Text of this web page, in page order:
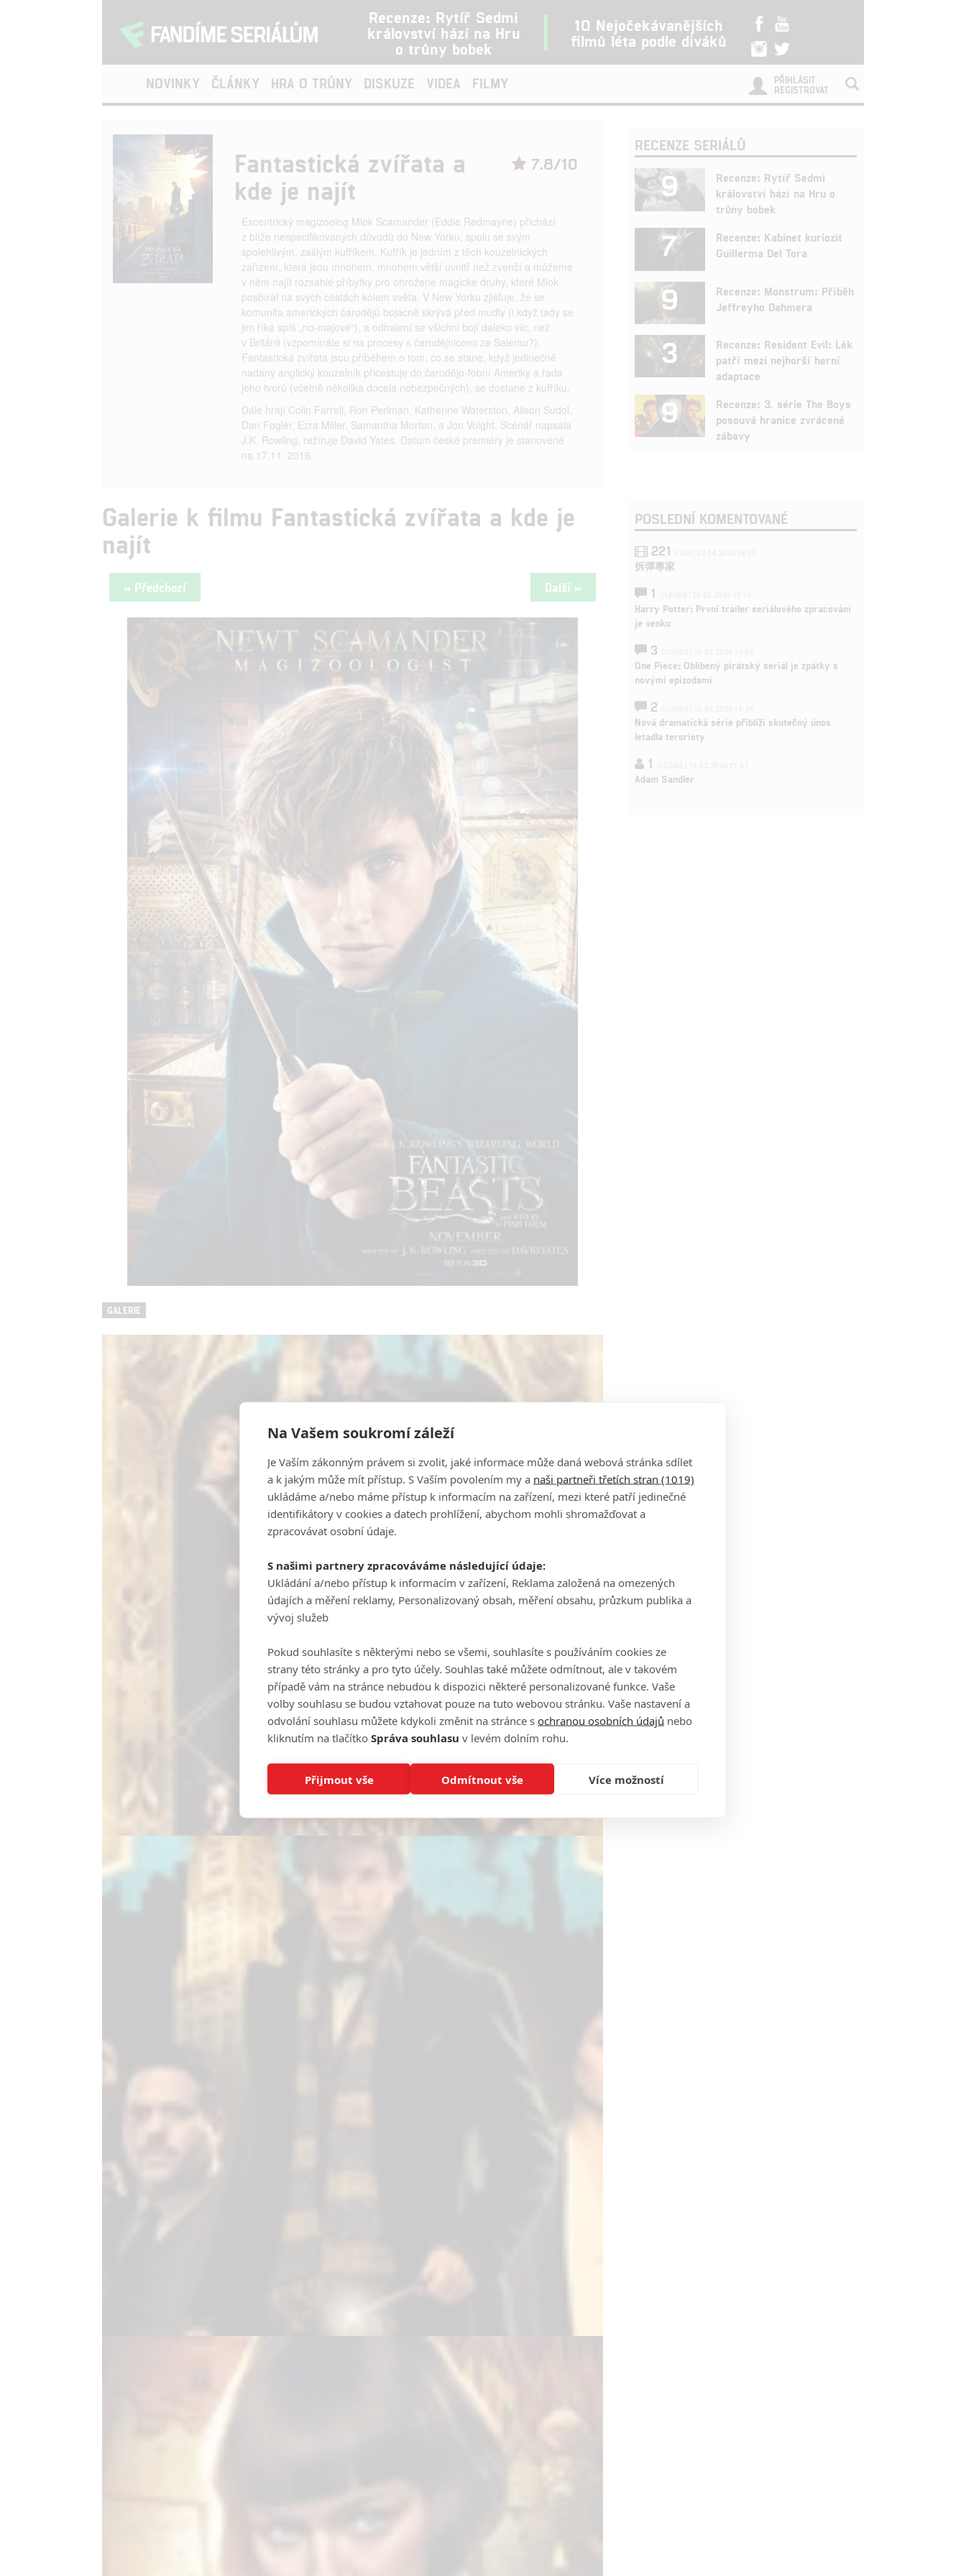
Recenze: Rytíř Sedmi
království hází na Hru
o trůny bobek
10 Nejočekávanějších
filmů léta podle diváků
NOVINKY ČLÁNKY HRA O TRŮNY DISKUZE VIDEA FILMY
PŘIHLÁSIT
REGISTROVAT
7.8/10
Fantastická zvířata a
kde je najít
Excentrický magizoolog Mlok Scamander (Eddie Redmayne) přichází
z blíže nespecifikovaných důvodů do New Yorku, spolu se svým
spolehlivým, zašlým kufříkem. Kufřík je jedním z těch kouzelnických
zařízení, která jsou mnohem, mnohem větší uvnitř než zvenčí a můžeme
v něm najít rozsáhlé příbytky pro ohrožené magické druhy, které Mlok
posbíral na svých cestách kolem světa. V New Yorku zjišťuje, že se
komunita amerických čarodějů bojácně skrývá před mudly (i když tady se
jim říká spíš „no-majové“), a odhalení se všichni bojí daleko víc, než
v Británii (vzpomínáte si na procesy s čarodějnicemi ze Salemu?).
Fantastická zvířata jsou příběhem o tom, co se stane, když jedinečně
nadaný anglický kouzelník přicestuje do čarodějo-fóbní Ameriky a řada
jeho tvorů (včetně několika docela nebezpečných), se dostane z kufříku.
Dále hrají Colin Farrell, Ron Perlman, Katherine Waterston, Alison Sudol,
Dan Fogler, Ezra Miller, Samantha Morton, a Jon Voight. Scénář napsala
J.K. Rowling, režíruje David Yates. Datum české premiéry je stanovené
na 17.11. 2016.
Galerie k filmu Fantastická zvířata a kde je
najít
« Předchozí Další »
GALERIE
RECENZE SERIÁLŮ
9
Recenze: Rytíř Sedmi
království hází na Hru o
trůny bobek
7
Recenze: Kabinet kuriozit
Guillerma Del Tora
9
Recenze: Monstrum: Příběh
Jeffreyho Dahmera
3
Recenze: Resident Evil: Lék
patří mezi nejhorší herní
adaptace
9
Recenze: 3. série The Boys
posouvá hranice zvrácené
zábavy
POSLEDNÍ KOMENTOVANÉ
221
拆彈專家
1
Harry Potter: První trailer seriálového zpracování
je venku
3
One Piece: Oblíbený pirátský seriál je zpátky s
novými epizodami
2
Nová dramatická série přiblíží skutečný únos
letadla teroristy
1
Adam Sandler
Na Vašem soukromí záleží
Je Vaším zákonným právem si zvolit, jaké informace může daná webová stránka sdílet
a k jakým může mít přístup. S Vaším povolením my a naši partneři třetích stran (1019)
ukládáme a/nebo máme přístup k informacím na zařízení, mezi které patří jedinečné
identifikátory v cookies a datech prohlížení, abychom mohli shromažďovat a
zpracovávat osobní údaje.
S našimi partnery zpracováváme následující údaje:
Ukládání a/nebo přístup k informacím v zařízení, Reklama založená na omezených
údajích a měření reklamy, Personalizovaný obsah, měření obsahu, průzkum publika a
vývoj služeb
Pokud souhlasíte s některými nebo se všemi, souhlasíte s používáním cookies ze
strany této stránky a pro tyto účely. Souhlas také můžete odmítnout, ale v takovém
případě vám na stránce nebudou k dispozici některé personalizované funkce. Vaše
volby souhlasu se budou vztahovat pouze na tuto webovou stránku. Vaše nastavení a
odvolání souhlasu můžete kdykoli změnit na stránce s ochranou osobních údajů nebo
kliknutím na tlačítko Správa souhlasu v levém dolním rohu.
Přijmout vše Odmítnout vše Více možností